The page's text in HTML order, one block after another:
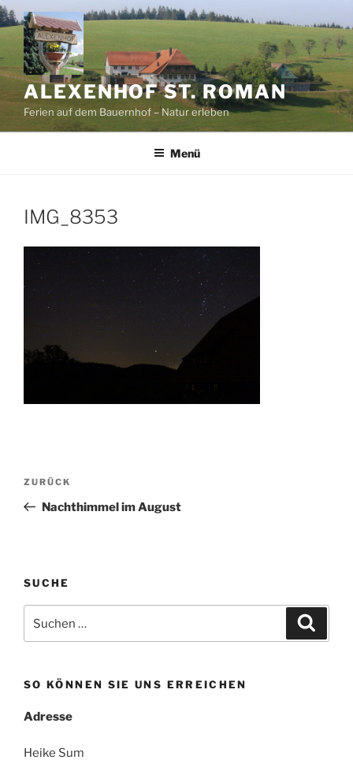
Zum
Inhalt
springen
ALEXENHOF ST. ROMAN
Ferien auf dem Bauernhof – Natur erleben
Menü
IMG_8353
Beitragsnavigation
Vorheriger
Beitrag
ZURÜCK
Nachthimmel im August
SUCHE
nach:
SO KÖNNEN SIE UNS ERREICHEN
Adresse
Heike Sum